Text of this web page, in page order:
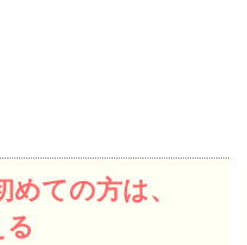
ての方は、